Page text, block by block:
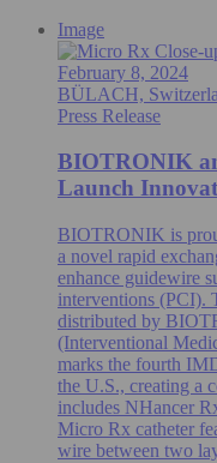
Image
February 8, 2024
BÜLACH,
Press Release
BIOTRONIK
Launch
BIOTRONIK is
a novel rapid
enhance guidewire
interventions (PCI).
distributed by
(Interventional
marks the fourth
the U.S., creating a
includes NHancer
Micro Rx catheter
wire between two